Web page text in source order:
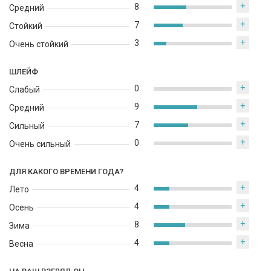
специальными тонами, чтобы создать прекрасный и
запоминающийся аромат. Jo Malone Pomegranate Noir - это
желание, и насытит ваш образ уверенностью и роскошью.
Средний
Стойкий
Очень стойкий
8 +
7 +
3 +
ШЛЕЙФ
Слабый
Средний
Сильный
Очень сильный
0 +
9 +
7 +
0 +
ДЛЯ КАКОГО ВРЕМЕНИ ГОДА?
Лето
Осень
Зима
Весна
4 +
4 +
8 +
4 +